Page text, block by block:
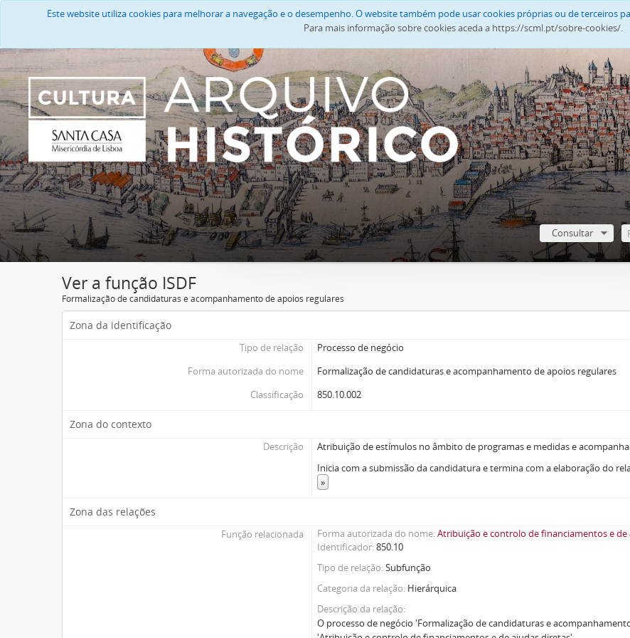
Este website utiliza cookies para melhorar a navegação e o desempenho. O website também pode usar cookies próprias ou de terceiros
Para mais informação sobre cookies aceda a https://scml.pt/sobre-cookies/.
Consultar
Ver a função ISDF
Formalização de candidaturas e acompanhamento de apoios regulares
Zona da identificação
Tipo de relação
Processo de negócio
Forma autorizada do nome
Formalização de candidaturas e acompanhamento de apoios regulares
Classificação
850.10.002
Zona do contexto
Descrição
Atribuição de estímulos no âmbito de programas e medidas e
Inicia com a submissão da candidatura e termina com a elaboração do
»
Zona das relações
Função relacionada Forma autorizada do nome Atribuição e controlo de financiamentos e de
Identificador 850.10
Tipo de relação Subfunção
Categoria da relação Hierárquica
Descrição da relação
O processo de negócio 'Formalização de candidaturas e